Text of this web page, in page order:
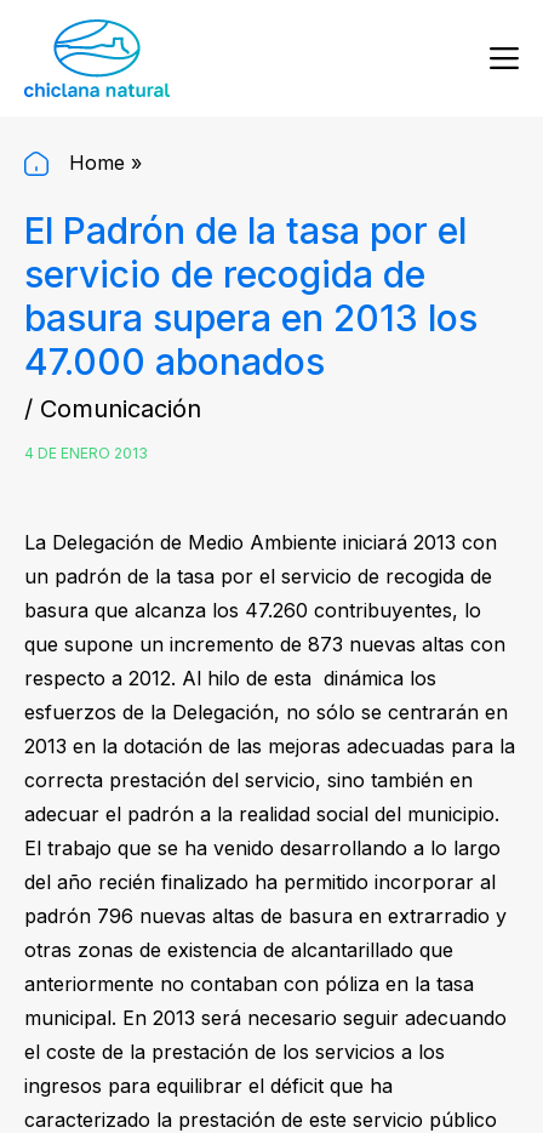
Home »
El Padrón de la tasa por el
servicio de recogida de
basura supera en 2013 los
47.000 abonados
/ Comunicación
4 DE ENERO 2013
La Delegación de Medio Ambiente iniciará 2013 con
un padrón de la tasa por el servicio de recogida de
basura que alcanza los 47.260 contribuyentes, lo
que supone un incremento de 873 nuevas altas con
respecto a 2012. Al hilo de esta dinámica los
esfuerzos de la Delegación, no sólo se centrarán en
2013 en la dotación de las mejoras adecuadas para la
correcta prestación del servicio, sino también en
adecuar el padrón a la realidad social del municipio.
El trabajo que se ha venido desarrollando a lo largo
del año recién finalizado ha permitido incorporar al
padrón 796 nuevas altas de basura en extrarradio y
otras zonas de existencia de alcantarillado que
anteriormente no contaban con póliza en la tasa
municipal. En 2013 será necesario seguir adecuando
el coste de la prestación de los servicios a los
ingresos para equilibrar el déficit que ha
caracterizado la prestación de este servicio público